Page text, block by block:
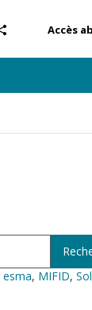
Accès
esma, MIFID,